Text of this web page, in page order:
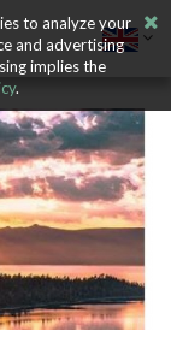
to analyze your
and advertising
implies the
.